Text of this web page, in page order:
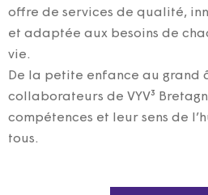
offre de services de qualité,
et adaptée aux besoins de
vie.
De la petite enfance au grand
collaborateurs de VYV³
compétences et leur sens de
tous.